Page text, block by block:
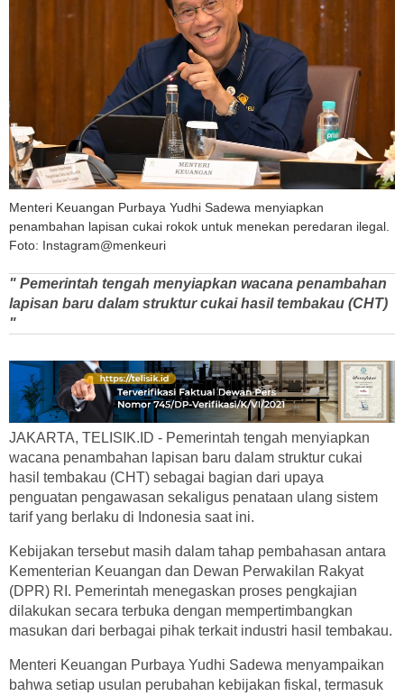
Menteri Keuangan Purbaya Yudhi Sadewa menyiapkan
penambahan lapisan cukai rokok untuk menekan peredaran ilegal.
Foto: Instagram@menkeuri
" Pemerintah tengah menyiapkan wacana penambahan
lapisan baru dalam struktur cukai hasil tembakau (CHT)
"
JAKARTA, TELISIK.ID - Pemerintah tengah menyiapkan
wacana penambahan lapisan baru dalam struktur cukai
hasil tembakau (CHT) sebagai bagian dari upaya
penguatan pengawasan sekaligus penataan ulang sistem
tarif yang berlaku di Indonesia saat ini.
Kebijakan tersebut masih dalam tahap pembahasan antara
Kementerian Keuangan dan Dewan Perwakilan Rakyat
(DPR) RI. Pemerintah menegaskan proses pengkajian
dilakukan secara terbuka dengan mempertimbangkan
masukan dari berbagai pihak terkait industri hasil tembakau.
Menteri Keuangan Purbaya Yudhi Sadewa menyampaikan
bahwa setiap usulan perubahan kebijakan fiskal, termasuk